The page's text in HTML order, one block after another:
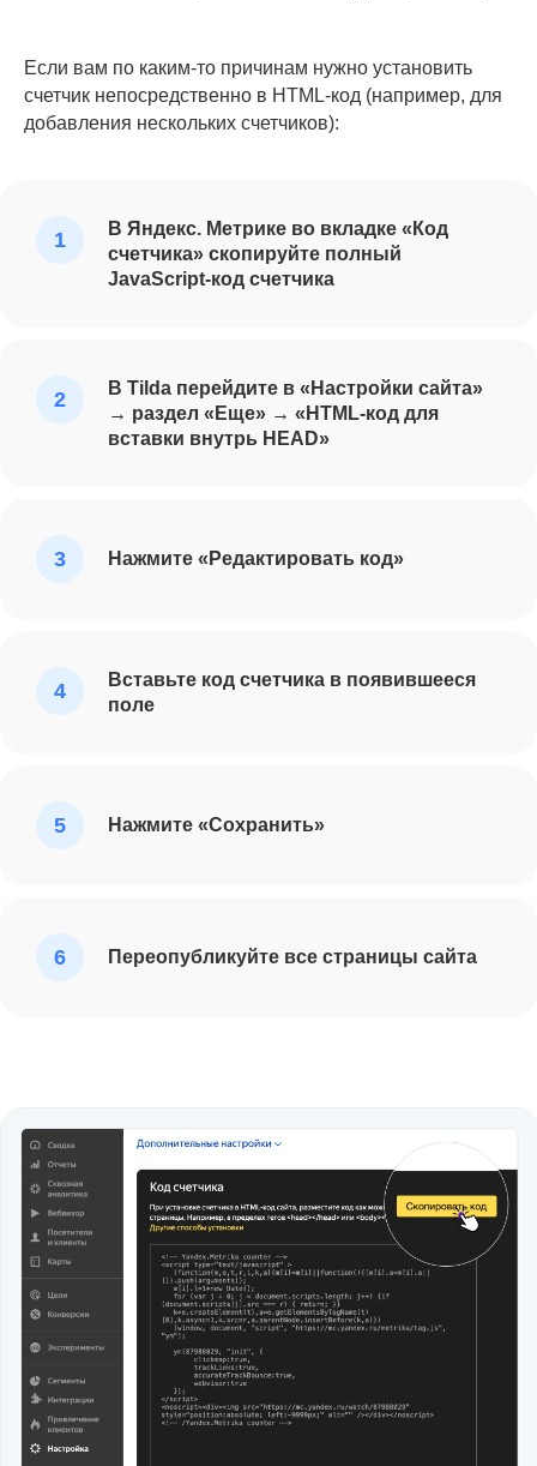
Если вам по каким-то причинам нужно установить
счетчик непосредственно в HTML-код (например, для
добавления нескольких счетчиков):
В Яндекс. Метрике во вкладке «Код
счетчика» скопируйте полный
JavaScript-код счетчика
В Tilda перейдите в «Настройки сайта»
→ раздел «Еще» → «HTML-код для
вставки внутрь HEAD»
Нажмите «Редактировать код»
Вставьте код счетчика в появившееся
поле
Нажмите «Сохранить»
Переопубликуйте все страницы сайта